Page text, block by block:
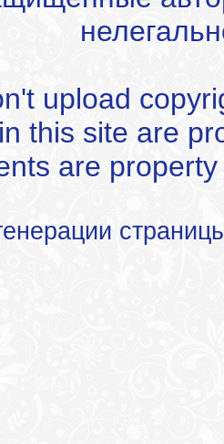
upload
this site are
are